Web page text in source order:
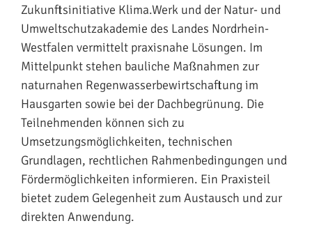
Zukunftsinitiative Klima.Werk und der Natur- und
Umweltschutzakademie des Landes Nordrhein-
Westfalen vermittelt praxisnahe Lösungen. Im
Mittelpunkt stehen bauliche Maßnahmen zur
naturnahen Regenwasserbewirtschaftung im
Hausgarten sowie bei der Dachbegrünung. Die
Teilnehmenden können sich zu
Umsetzungsmöglichkeiten, technischen
Grundlagen, rechtlichen Rahmenbedingungen und
Fördermöglichkeiten informieren. Ein Praxisteil
bietet zudem Gelegenheit zum Austausch und zur
direkten Anwendung.